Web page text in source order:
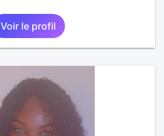
Voir le profil